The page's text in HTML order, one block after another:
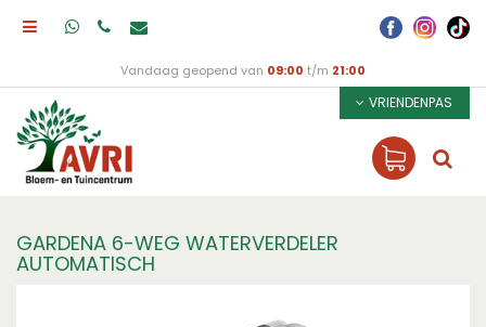
Vandaag geopend van 09:00 t/m 21:00
VRIENDENPAS
GARDENA 6-WEG WATERVERDELER
AUTOMATISCH